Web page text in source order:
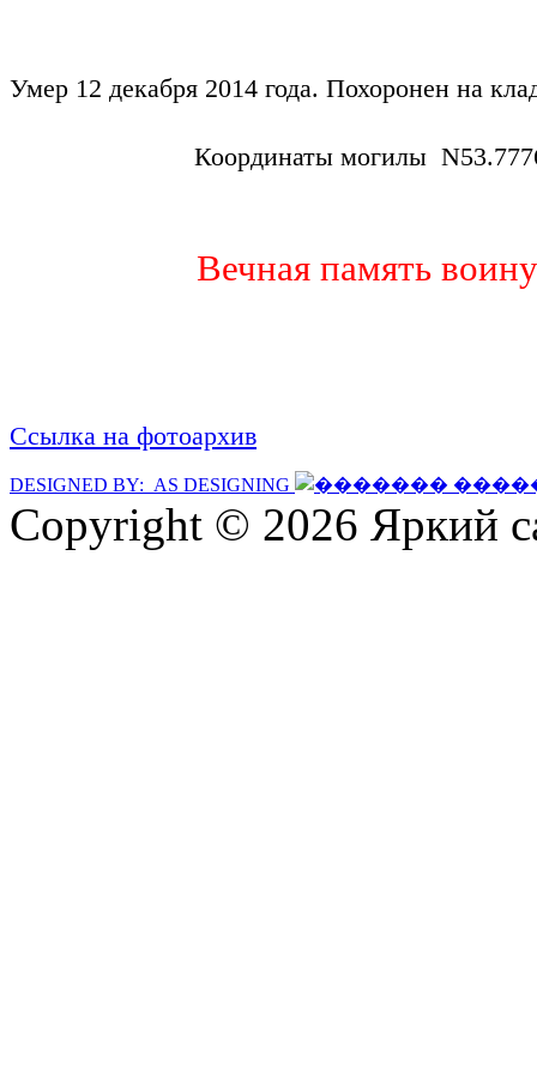
Умер 12 декабря 2014 года. Похоронен на
Координаты могилы
Вечная память
Ссылка на фотоархив
DESIGNED BY: AS DESIGNING
Copyright © 2026 Яркий